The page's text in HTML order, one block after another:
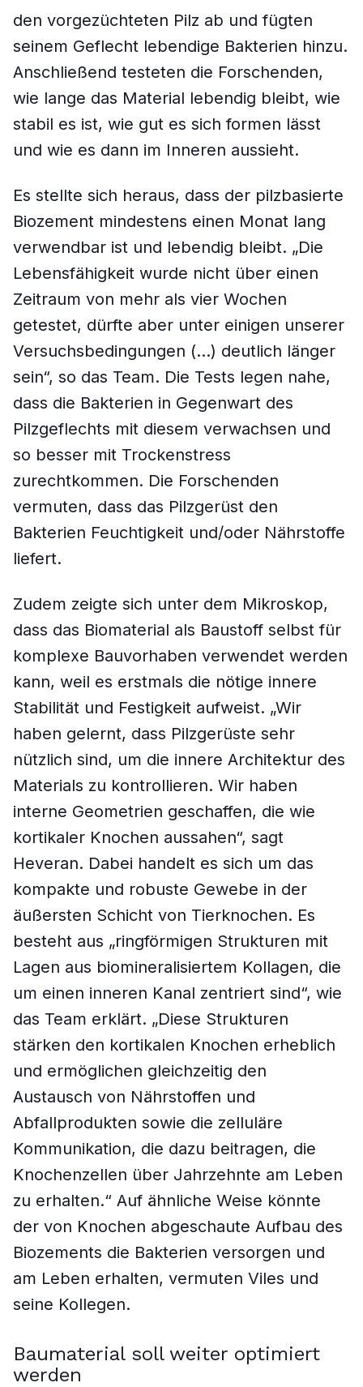
den vorgezüchteten Pilz ab und fügten
seinem Geflecht lebendige Bakterien hinzu.
Anschließend testeten die Forschenden,
wie lange das Material lebendig bleibt, wie
stabil es ist, wie gut es sich formen lässt
und wie es dann im Inneren aussieht.
Es stellte sich heraus, dass der pilzbasierte
Biozement mindestens einen Monat lang
verwendbar ist und lebendig bleibt. „Die
Lebensfähigkeit wurde nicht über einen
Zeitraum von mehr als vier Wochen
getestet, dürfte aber unter einigen unserer
Versuchsbedingungen (…) deutlich länger
sein“, so das Team. Die Tests legen nahe,
dass die Bakterien in Gegenwart des
Pilzgeflechts mit diesem verwachsen und
so besser mit Trockenstress
zurechtkommen. Die Forschenden
vermuten, dass das Pilzgerüst den
Bakterien Feuchtigkeit und/oder Nährstoffe
liefert.
Zudem zeigte sich unter dem Mikroskop,
dass das Biomaterial als Baustoff selbst für
komplexe Bauvorhaben verwendet werden
kann, weil es erstmals die nötige innere
Stabilität und Festigkeit aufweist. „Wir
haben gelernt, dass Pilzgerüste sehr
nützlich sind, um die innere Architektur des
Materials zu kontrollieren. Wir haben
interne Geometrien geschaffen, die wie
kortikaler Knochen aussahen“, sagt
Heveran. Dabei handelt es sich um das
kompakte und robuste Gewebe in der
äußersten Schicht von Tierknochen. Es
besteht aus „ringförmigen Strukturen mit
Lagen aus biomineralisiertem Kollagen, die
um einen inneren Kanal zentriert sind“, wie
das Team erklärt. „Diese Strukturen
stärken den kortikalen Knochen erheblich
und ermöglichen gleichzeitig den
Austausch von Nährstoffen und
Abfallprodukten sowie die zelluläre
Kommunikation, die dazu beitragen, die
Knochenzellen über Jahrzehnte am Leben
zu erhalten.“ Auf ähnliche Weise könnte
der von Knochen abgeschaute Aufbau des
Biozements die Bakterien versorgen und
am Leben erhalten, vermuten Viles und
seine Kollegen.
Baumaterial soll weiter optimiert
werden